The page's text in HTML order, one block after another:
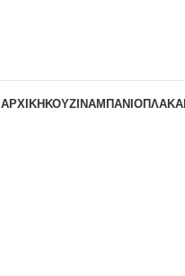
ΑΡΧΙΚΉΚΟΥΖΊΝΑΜΠΆΝΙΟ